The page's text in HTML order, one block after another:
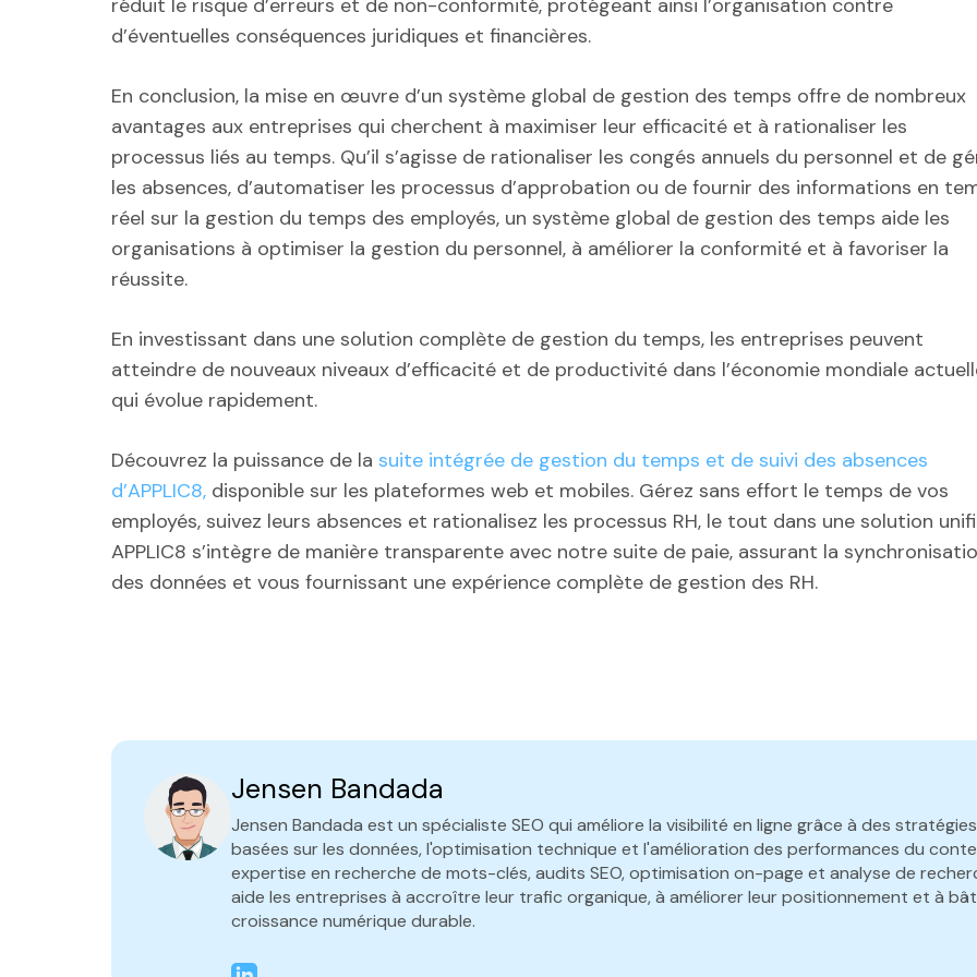
d’éventuelles conséquences juridiques et financières.
En conclusion, la mise en œuvre d’un système global de gestion des temps offre de nombreux
avantages aux entreprises qui cherchent à maximiser leur efficacité et à rationaliser les
processus liés au temps. Qu’il s’agisse de rationaliser les congés annuels du personnel et de
les absences, d’automatiser les processus d’approbation ou de fournir des informations en
réel sur la gestion du temps des employés, un système global de gestion des temps aide les
organisations à optimiser la gestion du personnel, à améliorer la conformité et à favoriser la
réussite.
En investissant dans une solution complète de gestion du temps, les entreprises peuvent
atteindre de nouveaux niveaux d’efficacité et de productivité dans l’économie mondiale
qui évolue rapidement.
Découvrez la puissance de la suite intégrée de gestion du temps et de suivi des absences
d’APPLIC8, disponible sur les plateformes web et mobiles. Gérez sans effort le temps de vos
employés, suivez leurs absences et rationalisez les processus RH, le tout dans une solution
APPLIC8 s’intègre de manière transparente avec notre suite de paie, assurant la
des données et vous fournissant une expérience complète de gestion des RH.
Jensen Bandada
Jensen Bandada est un spécialiste SEO qui améliore la visibilité en ligne grâce à des
basées sur les données, l'optimisation technique et l'amélioration des performances du
expertise en recherche de mots-clés, audits SEO, optimisation on-page et analyse de
aide les entreprises à accroître leur trafic organique, à améliorer leur positionnement et à
croissance numérique durable.